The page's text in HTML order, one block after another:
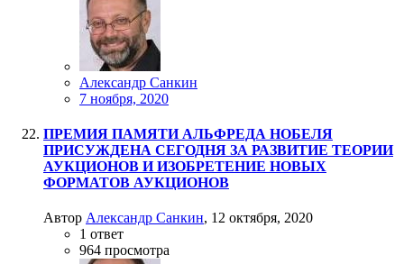
Александр Санкин
7 ноября, 2020
ПРЕМИЯ ПАМЯТИ АЛЬФРЕДА НОБЕЛЯ
ПРИСУЖДЕНА СЕГОДНЯ ЗА РАЗВИТИЕ ТЕОРИИ
АУКЦИОНОВ И ИЗОБРЕТЕНИЕ НОВЫХ
ФОРМАТОВ АУКЦИОНОВ
Автор Александр Санкин, 12 октября, 2020
1 ответ
964 просмотра